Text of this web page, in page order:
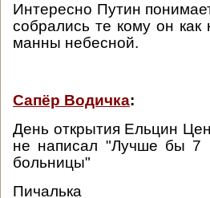
Интересно Путин
собрались те кому он как
манны небесной.
Сапёр Водичка:
День открытия Ельцин
не написал "Лучше бы 7
больницы"
Пичалька